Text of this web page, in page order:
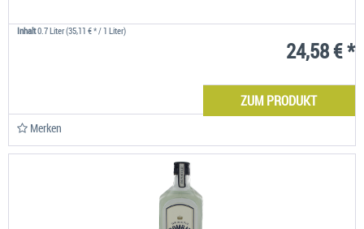
Inhalt0.7 Liter(35,11 € * / 1 Liter)
24,58 € *
ZUM PRODUKT
Merken